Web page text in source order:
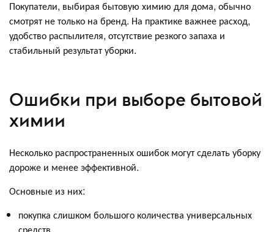
Покупатели, выбирая бытовую химию для дома, обычно
смотрят не только на бренд. На практике важнее расход,
удобство распылителя, отсутствие резкого запаха и
стабильный результат уборки.
Ошибки при выборе бытовой
химии
Несколько распространенных ошибок могут сделать уборку
дороже и менее эффективной.
Основные из них:
покупка слишком большого количества универсальных